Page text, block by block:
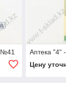
№41
Аптека "4"
Цену